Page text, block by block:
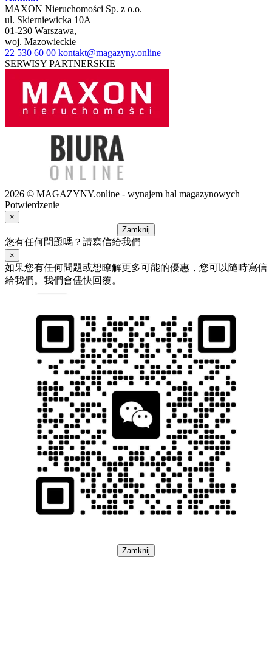
MAXON Nieruchomości Sp. z o.o.
ul. Skierniewicka 10A
01-230 Warszawa,
woj. Mazowieckie
22 530 60 00 kontakt@magazyny.online
SERWISY PARTNERSKIE
2026 © MAGAZYNY.online - wynajem hal magazynowych
Potwierdzenie
×
Zamknij
您有任何問題嗎？請寫信給我們
×
如果您有任何問題或想瞭解更多可能的優惠，您可以隨時寫信
給我們。我們會儘快回覆。
Zamknij